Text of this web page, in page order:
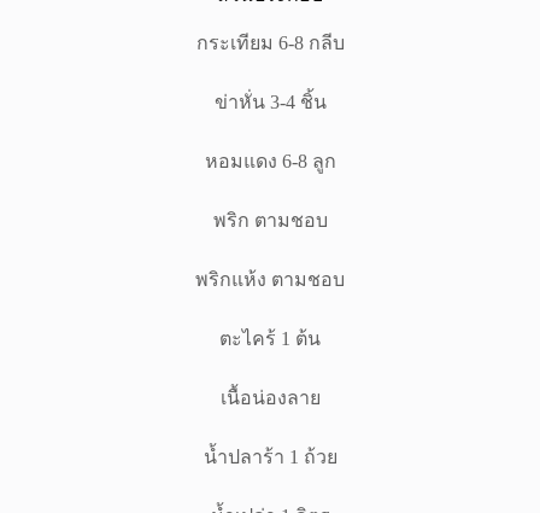
กระเทียม 6-8 กลีบ
ข่าหั่น 3-4 ชิ้น
หอมแดง 6-8 ลูก
พริก ตามชอบ
พริกแห้ง ตามชอบ
ตะไคร้ 1 ต้น
เนื้อน่องลาย
น้ำปลาร้า 1 ถ้วย